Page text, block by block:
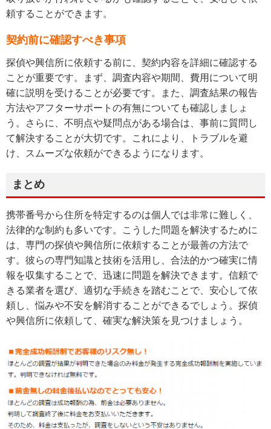
頼することができます。
契約前に確認すべき事項
探偵や興信所に依頼する前に、契約内容を詳細に確認する
ことが重要です。まず、調査内容や期間、費用について明
確に説明を受けることが必要です。また、調査結果の報告
方法やアフターサポートの有無についても確認しましょ
う。さらに、不明点や疑問点がある場合は、事前に質問し
て解決することが大切です。これにより、トラブルを避
け、スムーズな依頼ができるようになります。
まとめ
携帯番号から住所を特定するのは個人では非常に難しく、
法律的な制約も多いです。こうした問題を解決するために
は、専門の探偵や興信所に依頼することが最善の方法で
す。彼らの専門知識と技術を活用し、合法的かつ確実に情
報を収集することで、迅速に問題を解決できます。信頼で
きる業者を選び、適切な手続きを踏むことで、安心して依
頼し、悩みや不安を解消することができるでしょう。探偵
や興信所に依頼して、確実な解決策を見つけましょう。